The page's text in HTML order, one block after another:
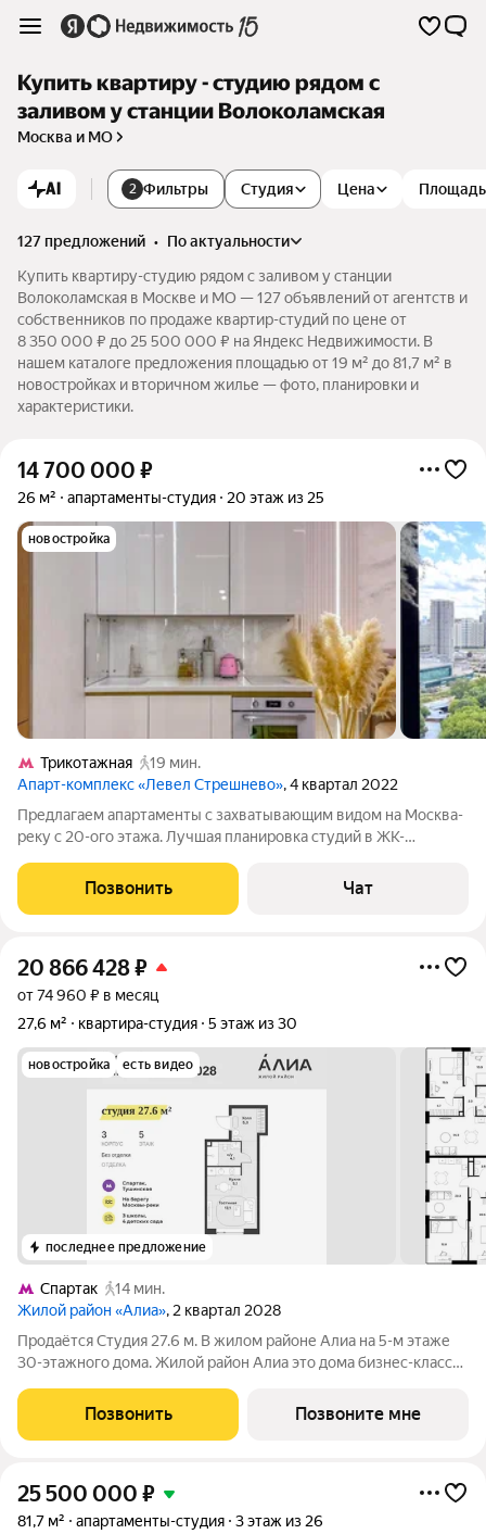
Купить квартиру - студию рядом с
заливом у станции Волоколамская
Москва и МО
AI 2 Фильтры Студия Цена Площадь
127 предложений •
по актуальности
Купить квартиру-студию рядом с заливом у станции
Волоколамская в Москве и МО — 127 объявлений от агентств и
собственников по продаже квартир-студий по цене от
8 350 000 ₽ до 25 500 000 ₽ на Яндекс Недвижимости. В
нашем каталоге предложения площадью от 19 м² до 81,7 м² в
новостройках и вторичном жилье — фото, планировки и
характеристики.
14 700 000 ₽
26 м² апартаменты-студия 20 этаж из 25
новостройка
Трикотажная
19 мин.
Апарт-комплекс «Левел Стрешнево», 4 квартал 2022
Предлагаем апартаменты с захватывающим видом на Москва-
реку с 20-ого этажа. Лучшая планировка студий в ЖК-
полукруглое окно. ЖК бизнес-класса Апартаментный
комплекс Level Стрешнево: огороженная
Позвонить Чат
20 866 428₽
от 74 960 ₽ в месяц
27,6 м²
квартира-студия 5 этаж из 30
новостройка есть видео
последнее предложение
Спартак
14 мин.
Жилой район «Алиа», 2 квартал 2028
Продаётся Студия 27.6 м. В жилом районе Алиа на 5-м этаже
30-этажного дома. Жилой район Алиа это дома бизнес-класса
Покровском-Стрешневе, экологически чистом районе на
престижном северо-западе
Позвонить Позвоните мне
25 500 000 ₽
81,7 м² апартаменты-студия 3 этаж из 26